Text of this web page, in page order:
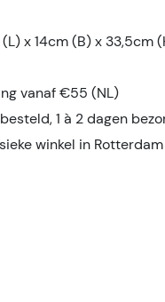
x 14cm (B) x 33,5cm
vanaf €55 (NL)
1 à 2 dagen
winkel in Rotterdam